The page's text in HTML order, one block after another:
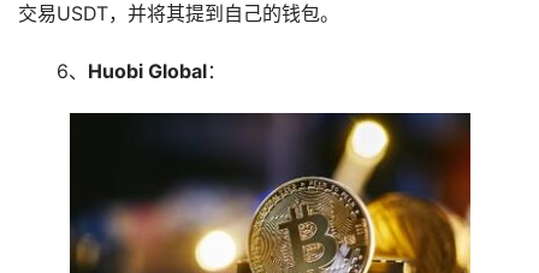
交易USDT，并将其提到自己的钱包。
6、 Huobi Global：